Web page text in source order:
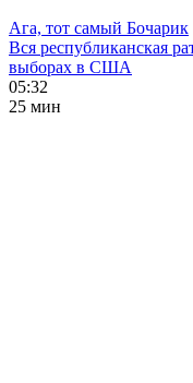
Ага, тот самый Бочарик
Вся республиканская
выборах в США
05:32
25 мин